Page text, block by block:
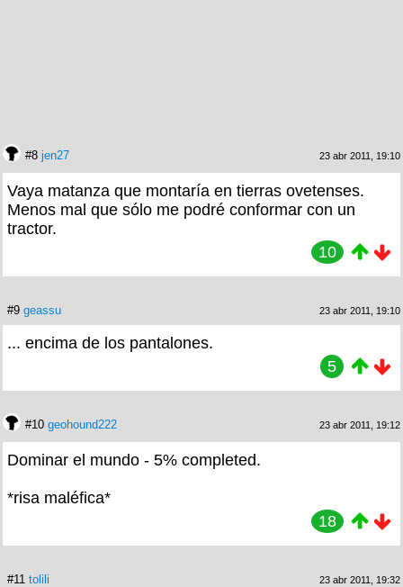
#8 jen27 23 abr 2011, 19:10
Vaya matanza que montaría en tierras ovetenses.
Menos mal que sólo me podré conformar con un
tractor.
10
#9 geassu 23 abr 2011, 19:10
... encima de los pantalones.
5
#10 geohound222 23 abr 2011, 19:12
Dominar el mundo - 5% completed.
*risa maléfica*
18
#11 tolili 23 abr 2011, 19:32